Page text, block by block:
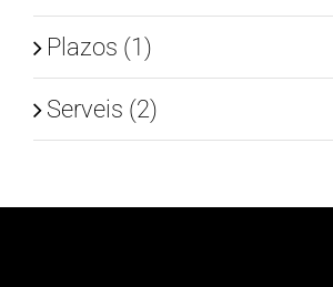
Plazos (1)
Serveis (2)